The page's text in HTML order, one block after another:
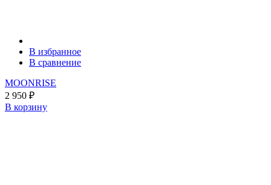
В избранное
В сравнение
MOONRISE
2 950 ₽
В корзину